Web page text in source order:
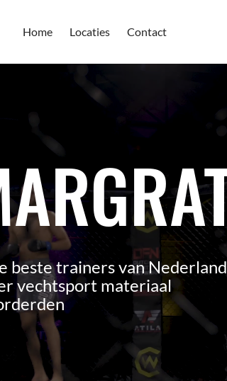
Home Locaties Contact
beste trainers van Nederland
vechtsport materiaal